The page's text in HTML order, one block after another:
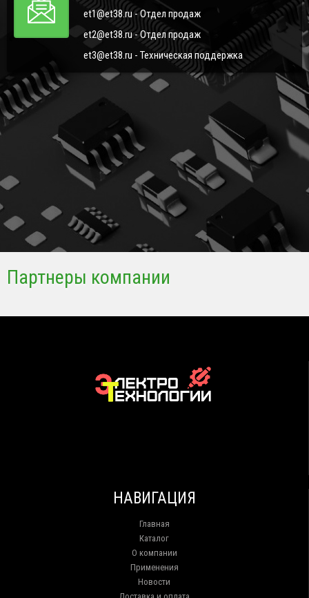
et1@et38.ru - Отдел продаж
et2@et38.ru - Отдел продаж
et3@et38.ru - Техническая поддержка
Партнеры компании
НАВИГАЦИЯ
Главная
Каталог
О компании
Применения
Новости